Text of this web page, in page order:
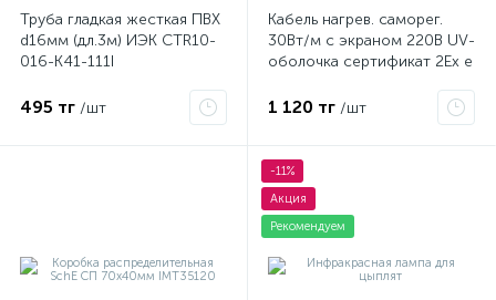
Труба гладкая жесткая ПВХ
d16мм (дл.3м) ИЭК CTR10-
016-K41-111I
495 тг /шт
Кабель нагрев. саморег.
30Вт/м с экраном 220В UV-
оболочка сертификат 2Ex e
PHC-30
1 120 тг /шт
-11%
Акция
Рекомендуем